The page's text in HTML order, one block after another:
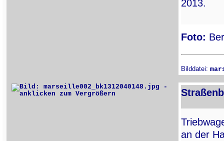
2013.
Foto:
Bilddatei:
an der